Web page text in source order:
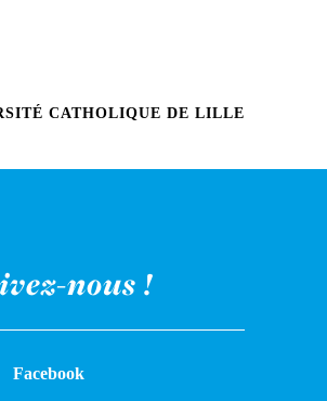
CATHOLIQUE DE LILLE
nous !
Facebook